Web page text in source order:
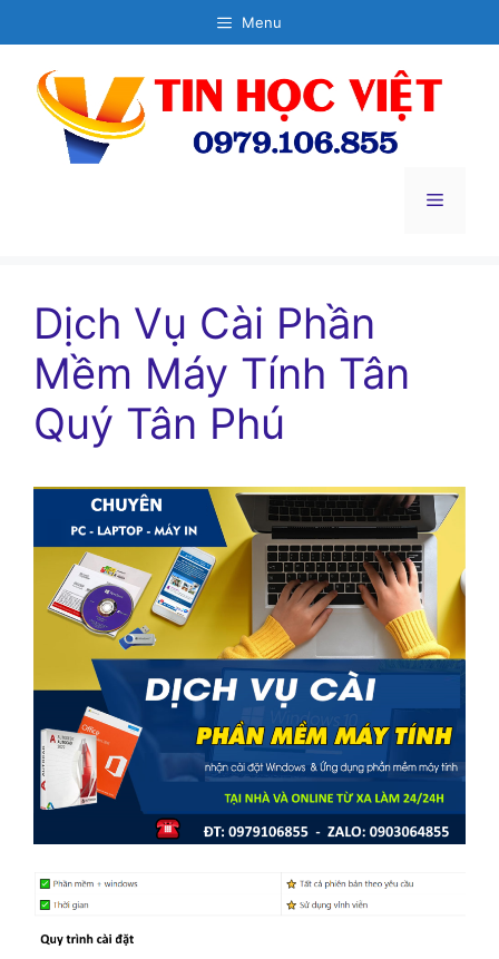
đến
dung
Menu
Menu
Dịch Vụ Cài Phần
Mềm Máy Tính Tân
Quý Tân Phú